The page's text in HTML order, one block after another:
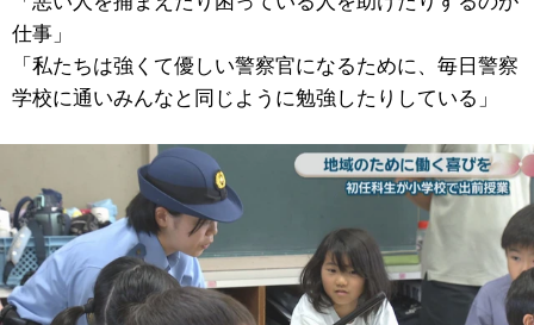
仕事」
「私たちは強くて優しい警察官になるために、毎日警察
学校に通いみんなと同じように勉強したりしている」